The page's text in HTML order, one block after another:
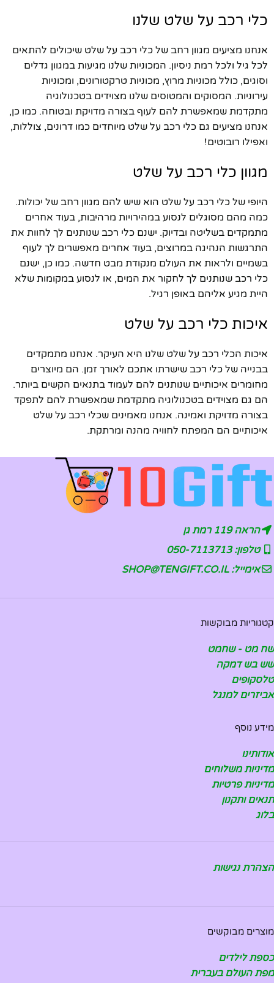
כלי רכב על שלט שלנו
אנחנו מציעים מגוון רחב של כלי רכב על שלט שיכולים להתאים
לכל גיל ולכל רמת ניסיון. המכוניות שלנו מגיעות במגוון גדלים
וסוגים, כולל מכוניות מרוץ, מכוניות טרקטורונים, ומכוניות
עירוניות. המסוקים והמטוסים שלנו מצוידים בטכנולוגיה
מתקדמת שמאפשרת להם לעוף בצורה מדויקת ובטוחה. כמו כן,
אנחנו מציעים גם כלי רכב על שלט מיוחדים כמו דרונים, צוללות,
ואפילו רובוטים!
מגוון כלי רכב על שלט
היופי של כלי רכב על שלט הוא שיש להם מגוון רחב של יכולות.
כמה מהם מסוגלים לנסוע במהירויות מרהיבות, בעוד אחרים
מתמקדים בשליטה ובדיוק. ישנם כלי רכב שנותנים לך לחוות את
התרגשות הנהיגה במרוצים, בעוד אחרים מאפשרים לך לעוף
בשמיים ולראות את העולם מנקודת מבט חדשה. כמו כן, ישנם
כלי רכב שנותנים לך לחקור את המים, או לנסוע במקומות שלא
היית מגיע אליהם באופן רגיל.
איכות כלי רכב על שלט
איכות הכלי רכב על שלט שלנו היא העיקר. אנחנו מתמקדים
בבנייה של כלי רכב שישרתו אתכם לאורך זמן. הם מיוצרים
מחומרים איכותיים שנותנים להם לעמוד בתנאים הקשים ביותר.
הם גם מצוידים בטכנולוגיה מתקדמת שמאפשרת להם לתפקד
בצורה מדויקת ואמינה. אנחנו מאמינים שכלי רכב על שלט
איכותיים הם המפתח לחוויה מהנה ומרתקת.
הראה 119 רמת גן
טלפון: 050-7113713
אימייל: SHOP@TENGIFT.CO.IL
קטגוריות מבוקשות
שח מט - שחמט
שש בש דמקה
טלסקופים
אביזרים למנגל
מידע נוסף
אודותינו
מדיניות משלוחים
מדיניות פרטיות
תנאים ותקנון
בלוג
הצהרת נגישות
מוצרים מבוקשים
כספת לילדים
מפת העולם בעברית